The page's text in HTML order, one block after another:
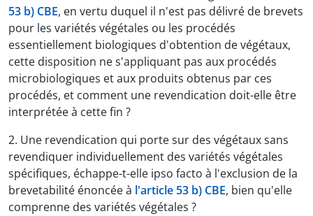
53 b) CBE, en vertu duquel il n'est pas délivré de brevets
pour les variétés végétales ou les procédés
essentiellement biologiques d'obtention de végétaux,
cette disposition ne s'appliquant pas aux procédés
microbiologiques et aux produits obtenus par ces
procédés, et comment une revendication doit-elle être
interprétée à cette fin ?
2. Une revendication qui porte sur des végétaux sans
revendiquer individuellement des variétés végétales
spécifiques, échappe-t-elle ipso facto à l'exclusion de la
brevetabilité énoncée à l'article 53 b) CBE, bien qu'elle
comprenne des variétés végétales ?